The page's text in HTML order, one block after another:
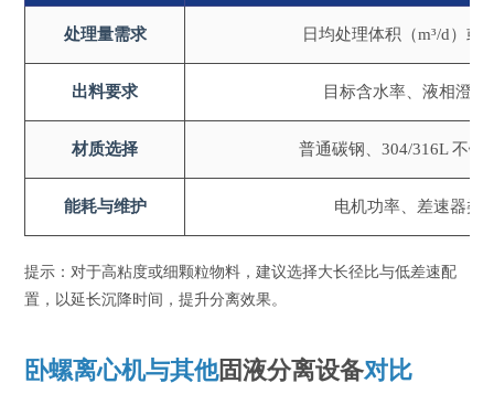
处理量需求 日均处理体积（m³/d）或
出料要求 目标含水率、液相澄清
材质选择 普通碳钢、304/316L 不锈
能耗与维护 电机功率、差速器类
提示：对于高粘度或细颗粒物料，建议选择大长径比与低差速配
置，以延长沉降时间，提升分离效果。
卧螺离心机与其他固液分离设备对比